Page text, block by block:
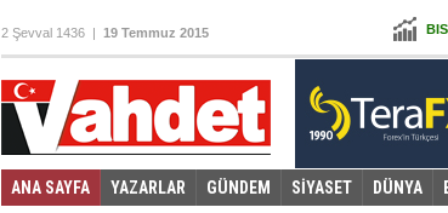
2 Şevval 1436 | 19 Temmuz 2015
ANA SAYFA YAZARLAR GÜNDEM SİYASET DÜNYA